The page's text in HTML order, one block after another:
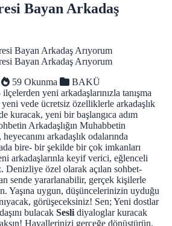
Bayan Arkadaş
Bayan Arkadaş Arıyorum
59 Okunma
BAKÜ
yeni arkadaşlarınızla tanışma
vede ücretsiz özelliklerle arkadaşlık
kuracak, yeni bir başlangıca adım
Arkadaşlığın Muhabbetin
arkadaşlık odalarında
bire- bir şekilde bir çok imkanları
arkadaşlarınla keyif verici, eğlenceli
Denizliye özel olarak açılan sohbet-
sende yararlanabilir, gerçek kişilerle
Yaşına uygun, düşüncelerinizin uyduğu
görüşeceksiniz! Sen; Yeni dostlar
bulacak Sesli diyaloglar kuracak
Hayallerinizi gerçeğe dönüştürün,